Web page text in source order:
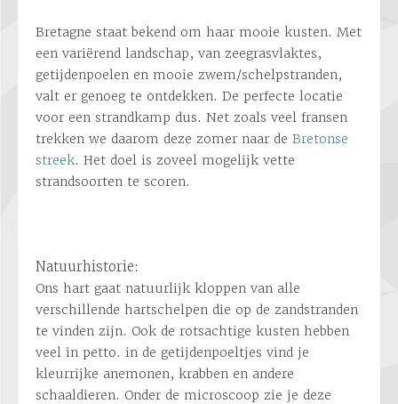
Bretagne staat bekend om haar mooie kusten. Met
een variërend landschap, van zeegrasvlaktes,
getijdenpoelen en mooie zwem/schelpstranden,
valt er genoeg te ontdekken. De perfecte locatie
voor een strandkamp dus. Net zoals veel fransen
trekken we daarom deze zomer naar de Bretonse
streek. Het doel is zoveel mogelijk vette
strandsoorten te scoren.
Natuurhistorie:
Ons hart gaat natuurlijk kloppen van alle
verschillende hartschelpen die op de zandstranden
te vinden zijn. Ook de rotsachtige kusten hebben
veel in petto. in de getijdenpoeltjes vind je
kleurrijke anemonen, krabben en andere
schaaldieren. Onder de microscoop zie je deze